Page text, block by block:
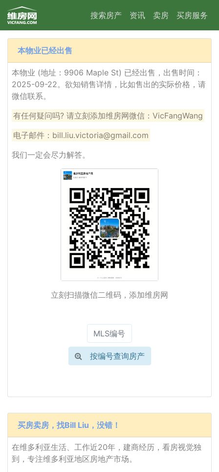
搜索房产 资讯 卖房 买房服务
本物业已经出售
本物业 (地址：9906 Maple St) 已经出售，出售时间：
2025-09-22。欲知销售详情，比如售出的实际价格，请
微信联系。
有任何疑问吗? 请立刻添加维房网微信：VicFangWang
电子邮件：bill.liu.victoria@gmail.com
我们一定会尽力解答。
立刻扫描微信二维码，添加维房网
按编号查询房产
买房卖房，找Bill Liu，没错！
在维多利亚生活、工作近20年，建商经历，看房视觉独
到，专注维多利亚地区房地产市场。